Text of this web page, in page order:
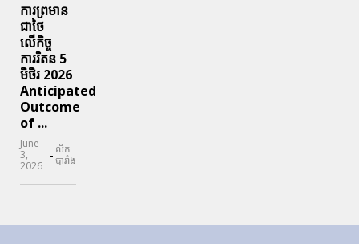
ការព្រមាន
ជាថៃ
លើកិច្ច
ការរិតន 5
មិថិរ 2026
Anticipated
Outcome
of ...
June
3,
2026
- លីក
បារាំង